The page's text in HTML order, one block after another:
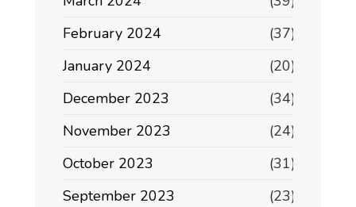
February 2024
(37)
January 2024
(20)
December 2023
(34)
November 2023
(24)
October 2023
(31)
September 2023
(23)